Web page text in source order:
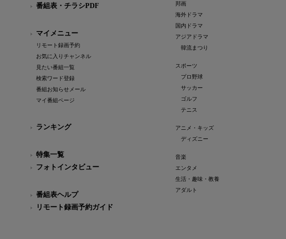
番組表・チラシPDF
マイメニュー
リモート録画予約
お気に入りチャンネル
見たい番組一覧
検索ワード登録
番組お知らせメール
マイ番組ページ
ランキング
特集一覧
フォトインタビュー
番組表ヘルプ
リモート録画予約ガイド
邦画
海外ドラマ
国内ドラマ
アジアドラマ
韓流まつり
スポーツ
プロ野球
サッカー
ゴルフ
テニス
アニメ・キッズ
ディズニー
音楽
エンタメ
生活・趣味・教養
アダルト